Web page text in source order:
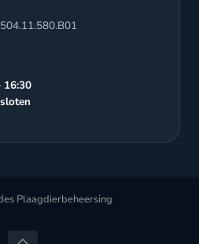
16:30
Plaagdierbeheersing